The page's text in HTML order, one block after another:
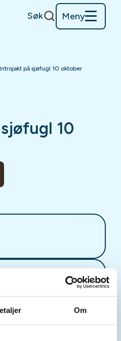
Om
Søk Meny
Introjakt på sjøfugl 10 oktober
10